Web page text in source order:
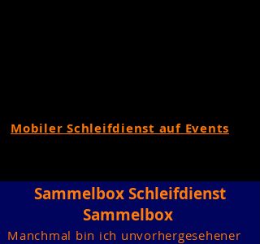
Mobiler Schleifdienst auf Events
Sammelbox Schleifdienst
Sammelbox
Manchmal bin ich unvorhergesehener